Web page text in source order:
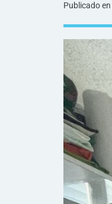
Publicado en